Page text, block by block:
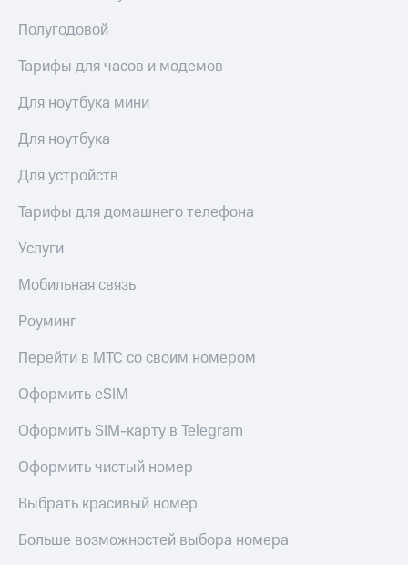
Полугодовой
Тарифы для часов и модемов
Для ноутбука мини
Для ноутбука
Для устройств
Тарифы для домашнего телефона
Услуги
Мобильная связь
Роуминг
Перейти в МТС со своим номером
Оформить eSIM
Оформить SIM-карту в Telegram
Оформить чистый номер
Выбрать красивый номер
Больше возможностей выбора номера